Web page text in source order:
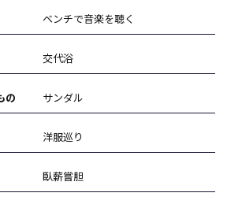
ベンチで音楽を聴く
交代浴
の サンダル
洋服巡り
臥薪嘗胆